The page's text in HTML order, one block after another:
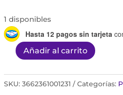
1 disponibles
Hasta 12 pagos sin tarjeta
Sensifine
gel
Añadir al carrito
SKU: 3662361001231 Categorías: